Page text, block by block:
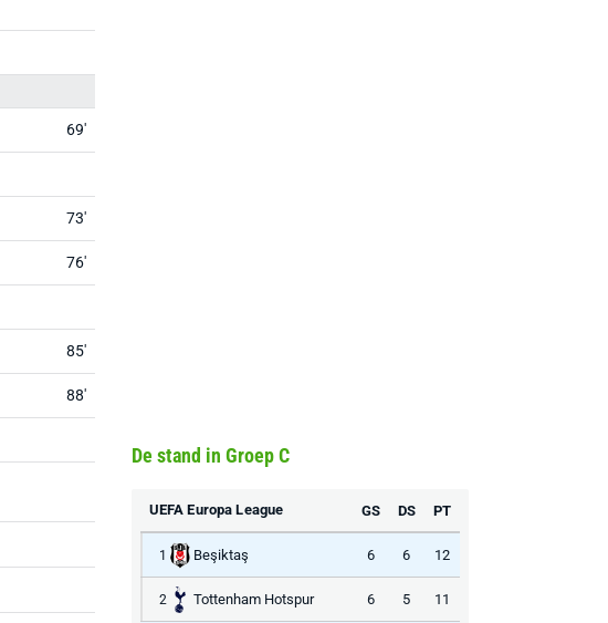
69'
73'
76'
85'
88'
De stand in Groep C
UEFA Europa League GS DS PT
1 Beşiktaş 6 6 12
2 Tottenham Hotspur 6 5 11